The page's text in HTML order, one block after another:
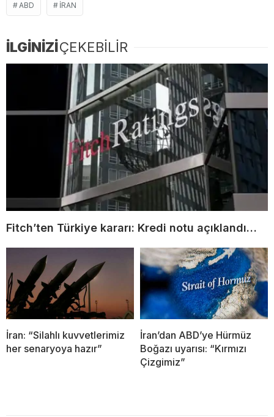
ABD İRAN
İLGİNİZİÇEKEBİLİR
Fitch’ten Türkiye kararı: Kredi notu açıklandı…
İran: “Silahlı kuvvetlerimiz
her senaryoya hazır”
İran’dan ABD’ye Hürmüz
Boğazı uyarısı: “Kırmızı
Çizgimiz”